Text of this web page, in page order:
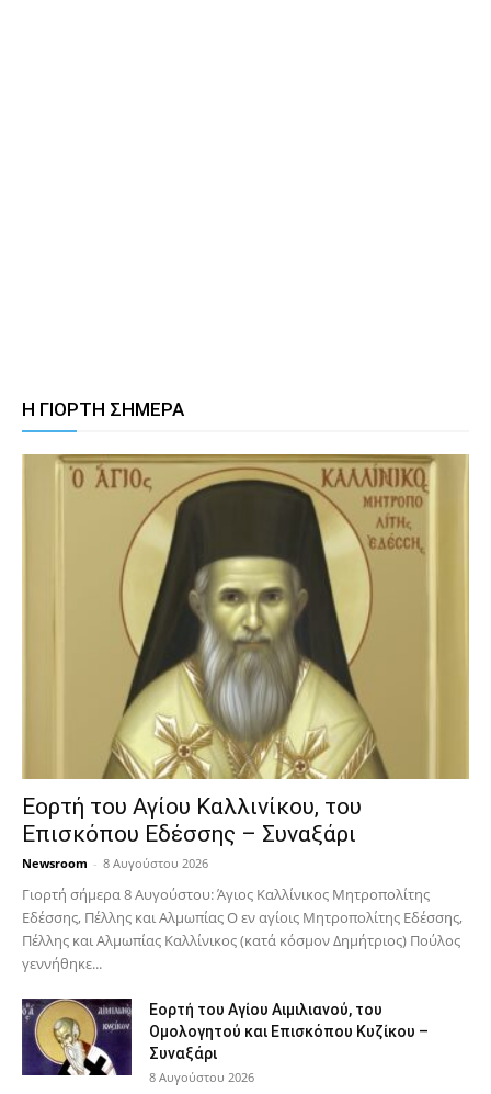
Η ΓΙΟΡΤΗ ΣΗΜΕΡΑ
Εορτή του Αγίου Καλλινίκου, του
Επισκόπου Εδέσσης – Συναξάρι
Newsroom - 8 Αυγούστου 2026
Γιορτή σήμερα 8 Αυγούστου: Άγιος Καλλίνικος Μητροπολίτης
Εδέσσης, Πέλλης και Αλμωπίας Ο εν αγίοις Μητροπολίτης Εδέσσης,
Πέλλης και Αλμωπίας Καλλίνικος (κατά κόσμον Δημήτριος) Πούλος
γεννήθηκε...
Εορτή του Αγίου Αιμιλιανού, του
Ομολογητού και Επισκόπου Κυζίκου –
Συναξάρι
8 Αυγούστου 2026